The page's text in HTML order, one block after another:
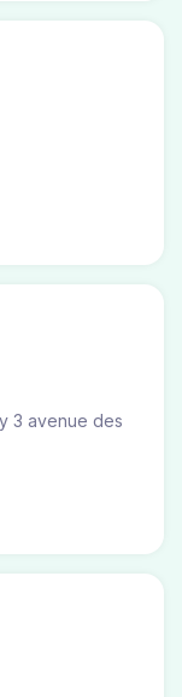
3 avenue des